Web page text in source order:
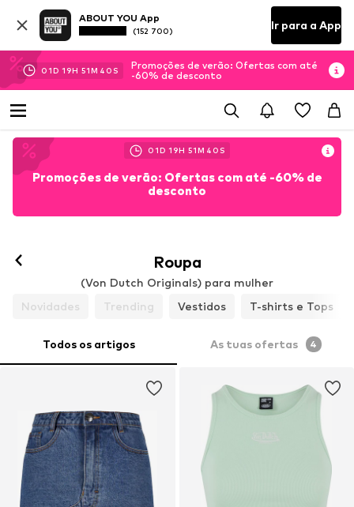
ABOUT YOU App
(152 700) Ir para a App
01D 19H 51M 39 S
Promoções de verão: Ofertas com até
-60% de desconto
01D 19H 51M 39 S
Promoções de verão: Ofertas com até -60% de
desconto
Roupa
(Von Dutch Originals) para mulher
Novidades
Trending Vestidos T-shirts e Tops
Todos os artigos As tuas ofertas 4